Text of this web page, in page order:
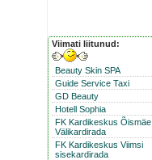
Viimati liitunud:
Beauty Skin SPA
Guide Service Taxi
GD Beauty
Hotell Sophia
FK Kardikeskus Õismäe
Välikardirada
FK Kardikeskus Viimsi
sisekardirada